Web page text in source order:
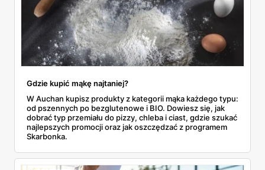
Gdzie kupić mąkę najtaniej?
W Auchan kupisz produkty z kategorii mąka każdego typu:
od pszennych po bezglutenowe i BIO. Dowiesz się, jak
dobrać typ przemiału do pizzy, chleba i ciast, gdzie szukać
najlepszych promocji oraz jak oszczędzać z programem
Skarbonka.